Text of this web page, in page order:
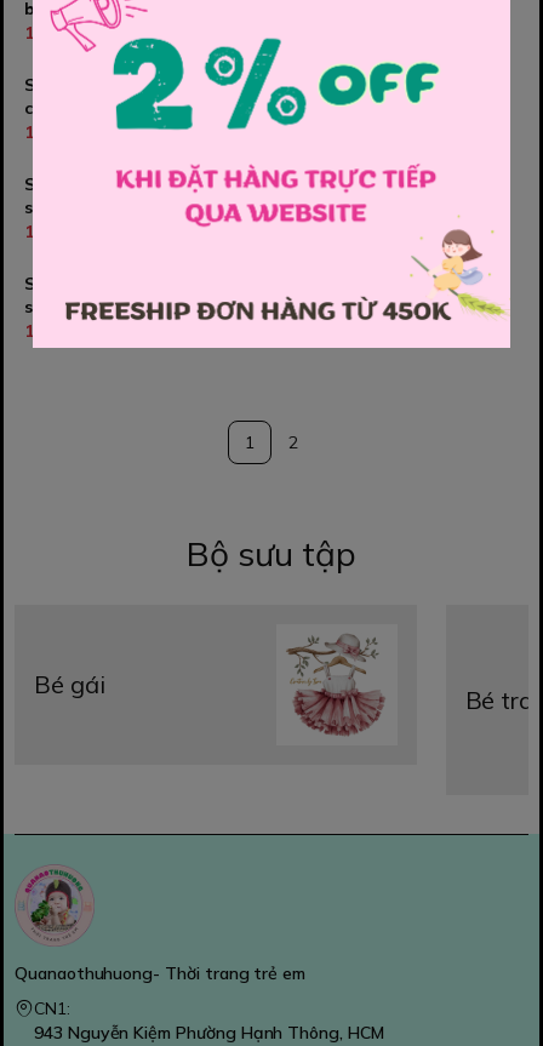
bé gái
150.000₫
Set 3 chip Teengo công
chúa - size 100
120.000₫
Set 3 chip Teengo Minie -
size 140
120.000₫
Set 3 chip Teengo Minie -
size 100
120.000₫
Set 3 quần chíp đùi
Jam&Jenny
Set 3 chip Teengo cáo -
size 160
120.000₫
Set 3 chip Teengo hồng
mèo - size 150
1 2
Bộ sưu tập
Bé gái
Bé trai
Quanaothuhuong- Thời trang trẻ em
CN1:
943 Nguyễn Kiệm Phường Hạnh Thông, HCM